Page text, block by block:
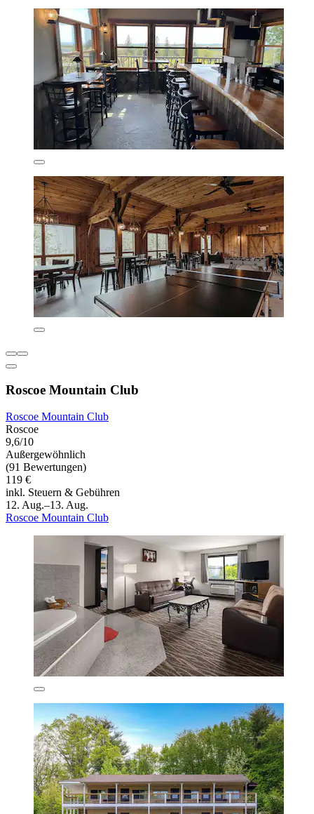
Roscoe Mountain Club
Roscoe Mountain Club
Roscoe
9,6/10
Außergewöhnlich
(91 Bewertungen)
119 €
inkl. Steuern & Gebühren
12. Aug.–13. Aug.
Roscoe Mountain Club